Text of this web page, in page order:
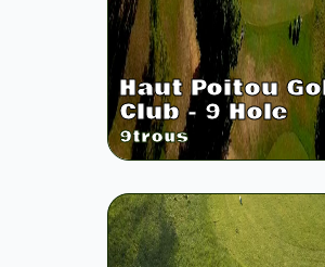
Haut Poitou
Club - 9 Hole
9trous